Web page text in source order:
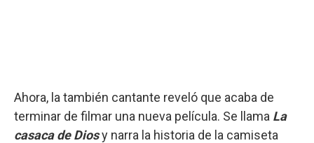
Ahora, la también cantante reveló que acaba de
terminar de filmar una nueva película. Se llama La
casaca de Diosy narra la historia de la camiseta